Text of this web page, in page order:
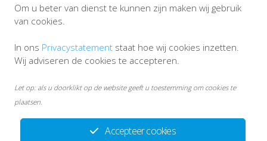
Disclaimer
Accepteer cookies
Om u beter van dienst te kunnen zijn maken wij gebruik
van cookies.
In ons Privacystatement staat hoe wij cookies inzetten.
Wij adviseren de cookies te accepteren.
Let op: als u doorklikt op de website geeft u toestemming om cookies te
plaatsen.